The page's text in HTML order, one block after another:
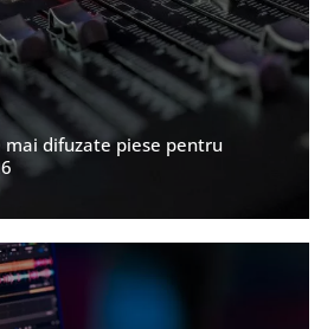
mai difuzate piese pentru